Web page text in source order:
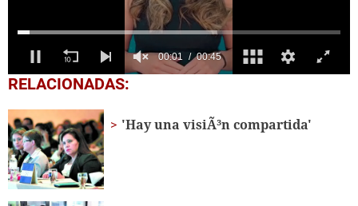
0
seconds
45
seconds
RELACIONADAS:
'Hay una visiÃ³n compartida'